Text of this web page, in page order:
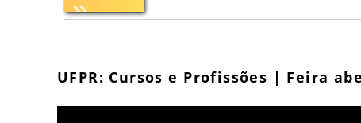
UFPR: Cursos e Profissões | Feira